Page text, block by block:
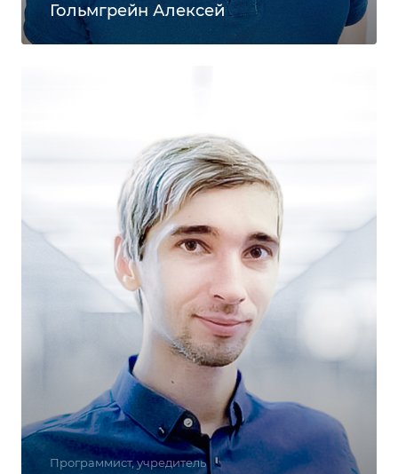
Гольмгрейн Алексей
Программист, учредитель